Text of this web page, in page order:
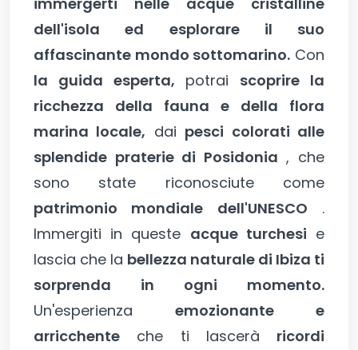
dell'isola ed esplorare il suo
affascinante mondo sottomarino. Con
la guida esperta, potrai scoprire la
ricchezza della fauna e della flora
marina locale, dai pesci colorati alle
splendide praterie di Posidonia , che
sono state riconosciute come
patrimonio mondiale dell'UNESCO .
Immergiti in queste acque turchesi e
lascia che la bellezza naturale di Ibiza ti
sorprenda in ogni momento.
Un'esperienza emozionante e
arricchente che ti lascerà ricordi